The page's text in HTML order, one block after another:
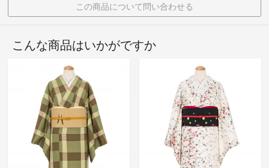
この商品について問い合わせる
こんな商品はいかがですか